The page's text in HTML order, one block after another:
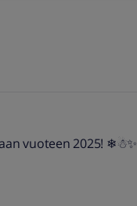
vuoteen 2025! ❄☃✨